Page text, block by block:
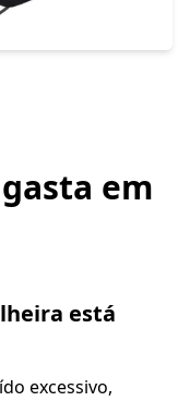
em
está
excessivo,